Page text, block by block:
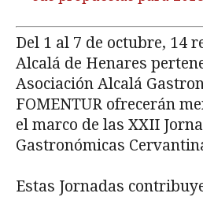
Del 1 al 7 de octubre, 14
Alcalá de Henares
Asociación Alcalá
FOMENTUR ofrecerán
el marco de las XXII
Gastronómicas
Estas Jornadas